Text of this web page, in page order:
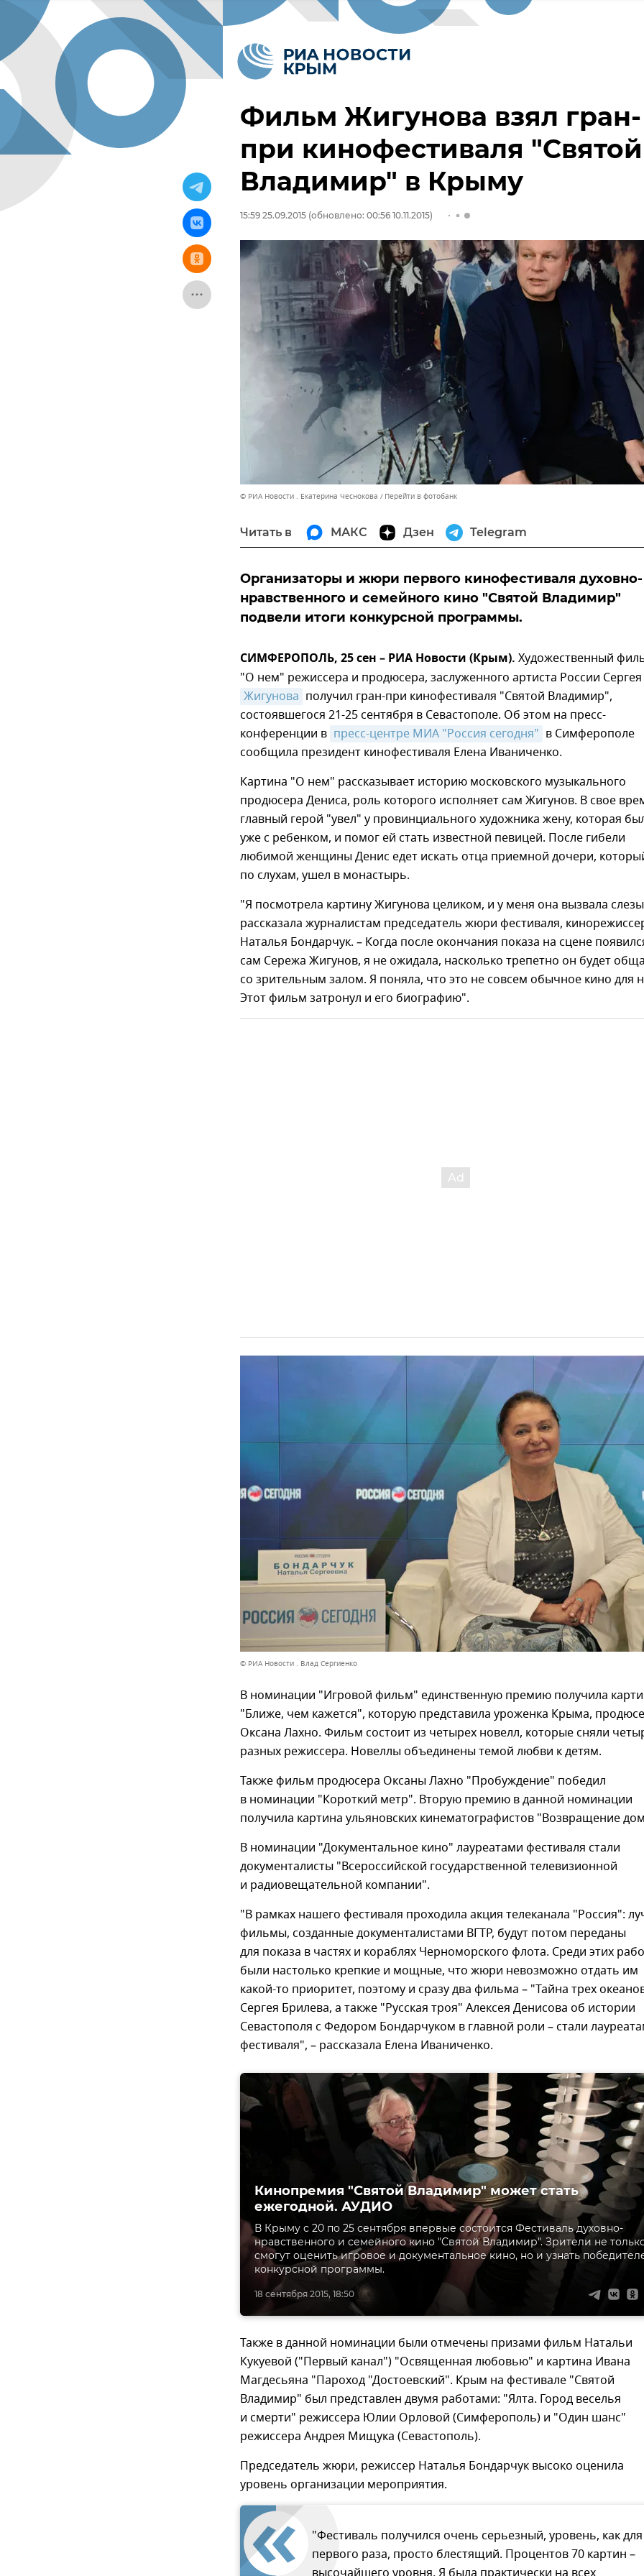
Фильм Жигунова взял гран-
при кинофестиваля "Святой
Владимир" в Крыму
15:59 25.09.2015 (обновлено: 00:56 10.11.2015)
© РИА Новости . Екатерина Чеснокова Перейти в фотобанк
Читать в МАКС Дзен Telegram
Организаторы и жюри первого кинофестиваля духовно-
нравственного и семейного кино "Святой Владимир"
подвели итоги конкурсной программы.
СИМФЕРОПОЛЬ, 25 сен – РИА Новости (Крым). Художественный
"О нем" режиссера и продюсера, заслуженного артиста России Сергея
Жигунова получил гран-при кинофестиваля "Святой Владимир",
состоявшегося 21-25 сентября в Севастополе. Об этом на пресс-
конференции в пресс-центре МИА "Россия сегодня" в Симферополе
сообщила президент кинофестиваля Елена Иваниченко.
Картина "О нем" рассказывает историю московского музыкального
продюсера Дениса, роль которого исполняет сам Жигунов. В свое
главный герой "увел" у провинциального художника жену, которая
уже с ребенком, и помог ей стать известной певицей. После гибели
любимой женщины Денис едет искать отца приемной дочери,
по слухам, ушел в монастырь.
"Я посмотрела картину Жигунова целиком, и у меня она вызвала
рассказала журналистам председатель жюри фестиваля,
Наталья Бондарчук. – Когда после окончания показа на сцене
сам Сережа Жигунов, я не ожидала, насколько трепетно он будет
со зрительным залом. Я поняла, что это не совсем обычное кино для
Этот фильм затронул и его биографию".
© РИА Новости . Влад Сергиенко
В номинации "Игровой фильм" единственную премию получила
"Ближе, чем кажется", которую представила уроженка Крыма,
Оксана Лахно. Фильм состоит из четырех новелл, которые сняли
разных режиссера. Новеллы объединены темой любви к детям.
Также фильм продюсера Оксаны Лахно "Пробуждение" победил
в номинации "Короткий метр". Вторую премию в данной номинации
получила картина ульяновских кинематографистов "Возвращение
В номинации "Документальное кино" лауреатами фестиваля стали
документалисты "Всероссийской государственной телевизионной
и радиовещательной компании".
"В рамках нашего фестиваля проходила акция телеканала "Россия":
фильмы, созданные документалистами ВГТР, будут потом переданы
для показа в частях и кораблях Черноморского флота. Среди этих
были настолько крепкие и мощные, что жюри невозможно отдать им
какой-то приоритет, поэтому и сразу два фильма – "Тайна трех
Сергея Брилева, а также "Русская троя" Алексея Денисова об истории
Севастополя с Федором Бондарчуком в главной роли – стали
фестиваля", – рассказала Елена Иваниченко.
18 сентября 2015, 18:50
Кинопремия "Святой Владимир" может стать
ежегодной. АУДИО
В Крыму с 20 по 25 сентября впервые состоится Фестиваль духовно-
нравственного и семейного кино "Святой Владимир". Зрители не
смогут оценить игровое и документальное кино, но и узнать
конкурсной программы.
Также в данной номинации были отмечены призами фильм Натальи
Кукуевой ("Первый канал") "Освященная любовью" и картина Ивана
Магдесьяна "Пароход "Достоевский". Крым на фестивале "Святой
Владимир" был представлен двумя работами: "Ялта. Город веселья
и смерти" режиссера Юлии Орловой (Симферополь) и "Один шанс"
режиссера Андрея Мищука (Севастополь).
Председатель жюри, режиссер Наталья Бондарчук высоко оценила
уровень организации мероприятия.
"Фестиваль получился очень серьезный, уровень, как для
первого раза, просто блестящий. Процентов 70 картин –